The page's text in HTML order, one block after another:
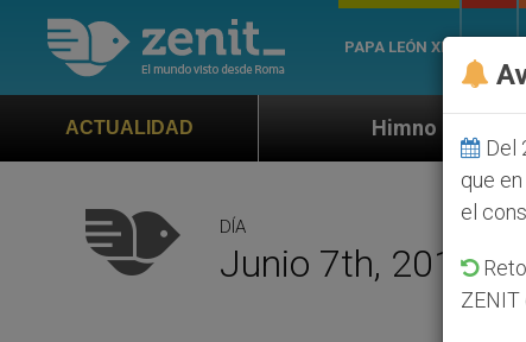
PAPA LEÓN XIV
ACTUALIDADHimno oficial de la Jornada
DÍA
Junio 7th, 2010
Del
que
el
ZENIT